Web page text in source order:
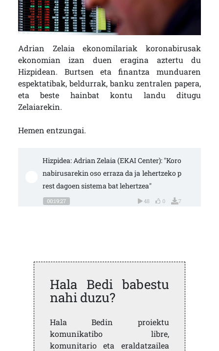
Adrian Zelaia ekonomilariak koronabirusak
ekonomian izan duen eragina aztertu du
Hizpidean. Burtsen eta finantza munduaren
espektatibak, beldurrak, banku zentralen papera,
eta beste hainbat kontu landu ditugu
Zelaiarekin.
Hemen entzungai.
Hizpidea: Adrian Zelaia (EKAI Center): "Koro
nabirusarekin oso erraza da ja lehertzeko p
rest dagoen sistema bat lehertzea"
00:19:27 48 0 7
Hala Bedi babestu
nahi duzu?
Hala Bedin proiektu
komunikatibo libre,
komunitario eta eraldatzailea